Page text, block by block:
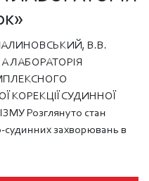
В.В.
ЛАБОРАТОРІЯ
КОРЕКЦІЇ СУДИННОЇ
Розглянуто стан
судинних захворювань в